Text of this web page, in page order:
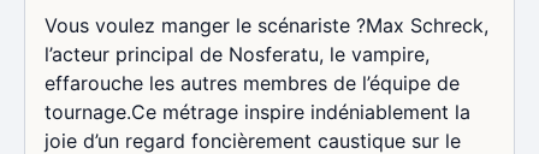
Vous voulez manger le scénariste ?Max Schreck,
l’acteur principal de Nosferatu, le vampire,
effarouche les autres membres de l’équipe de
tournage.Ce métrage inspire indéniablement la
joie d’un regard foncièrement caustique sur le